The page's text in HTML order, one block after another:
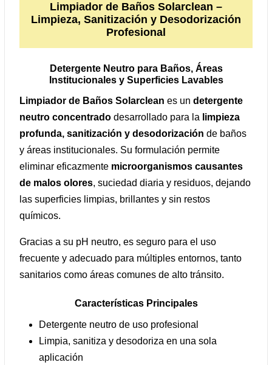
Limpiador de Baños Solarclean –
Limpieza, Sanitización y Desodorización
Profesional
Detergente Neutro para Baños, Áreas
Institucionales y Superficies Lavables
Limpiador de Baños Solarclean es un detergente
neutro concentrado desarrollado para la limpieza
profunda, sanitización y desodorización de baños
y áreas institucionales. Su formulación permite
eliminar eficazmente microorganismos causantes
de malos olores, suciedad diaria y residuos, dejando
las superficies limpias, brillantes y sin restos
químicos.
Gracias a su pH neutro, es seguro para el uso
frecuente y adecuado para múltiples entornos, tanto
sanitarios como áreas comunes de alto tránsito.
Características Principales
Detergente neutro de uso profesional
Limpia, sanitiza y desodoriza en una sola
aplicación